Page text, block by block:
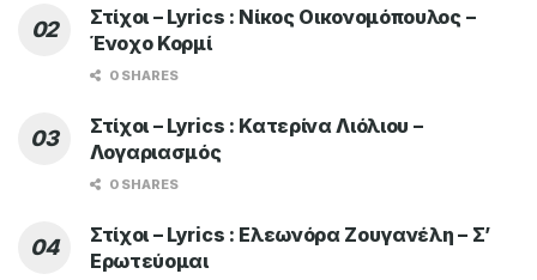
Στίχοι – Lyrics : Νίκος Οικονομόπουλος –
Ένοχο Κορμί
0 SHARES
Στίχοι – Lyrics : Κατερίνα Λιόλιου –
Λογαριασμός
0 SHARES
Στίχοι – Lyrics : Ελεωνόρα Ζουγανέλη – Σ’
Ερωτεύομαι